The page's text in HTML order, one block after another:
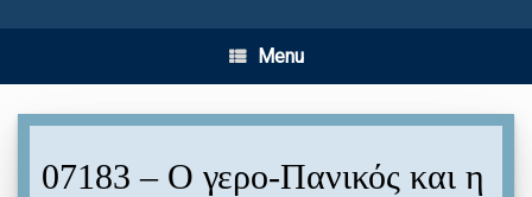
Menu
07183 – Ο γερο-Πανικός και η